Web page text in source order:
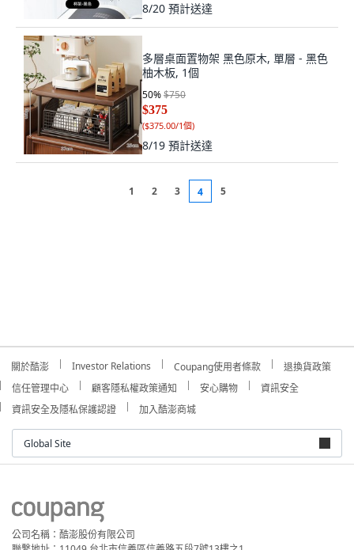
8/20 預計送達
多層桌面置物架 黑色原木, 單層 - 黑色
柚木板, 1個
50%$750
$375
($375.00/1個)
8/19 預計送達
1 2 3 4 5
關於酷澎 Investor Relations Coupang使用者條款
退換貨政策
信任管理中心
顧客隱私權政策通知 安心購物
資訊安全
資訊安全及隱私保護認證
加入酷澎商城
Global Site
公司名稱：酷澎股份有限公司